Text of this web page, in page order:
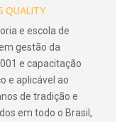
QUALITY
e escola de
gestão da
e capacitação
e aplicável ao
de tradição e
em todo o Brasil,